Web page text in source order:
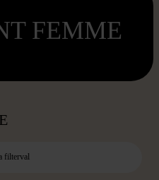
FEMME
filterval